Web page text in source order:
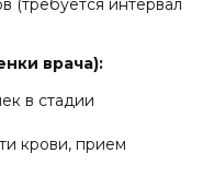
(требуется интервал
врача):
в стадии
крови, прием